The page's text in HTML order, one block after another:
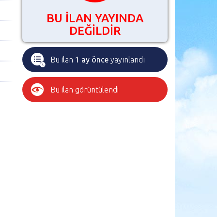
BU İLAN YAYINDA
DEĞİLDİR
Bu ilan 1 ay önce yayınlandı
Bu ilan görüntülendi